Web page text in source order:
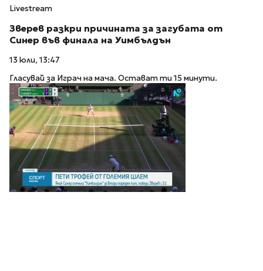
Livestream
Зверев разкри причината за загубата от
Синер във финала на Уимбълдън
13 юли, 13:47
Гласувай за Играч на мача. Остават ти 15 минути.